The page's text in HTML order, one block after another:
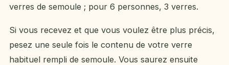
verres de semoule ; pour 6 personnes, 3 verres.
Si vous recevez et que vous voulez être plus précis,
pesez une seule fois le contenu de votre verre
habituel rempli de semoule. Vous saurez ensuite